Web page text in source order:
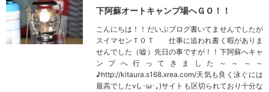
下阿蘇オートキャンプ場へＧＯ！！
こんにちは！！だいぶブログ書いてませんでしたが
スイマセンＴ０Ｔ 仕事に追われ書く暇がありま
せんでした（嘘）先日の事ですが！！下阿蘇へキャ
ンプへ行ってきました～～～～
♪http://kitaura.s168.xrea.com/天気も良く泳ぐには
最高でしたv(｡･ω･｡)サイトも区切られており十分な